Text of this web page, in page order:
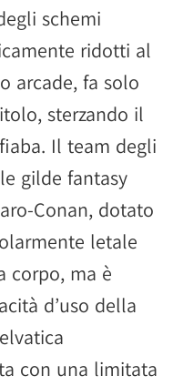
schemi
ridotti al
arcade, fa solo
sterzando il
Il team degli
gilde fantasy
Conan, dotato
letale
corpo, ma è
d’uso della
con una limitata